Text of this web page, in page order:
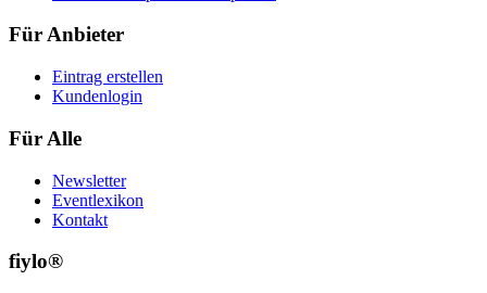
Für Anbieter
Eintrag erstellen
Kundenlogin
Für Alle
Newsletter
Eventlexikon
Kontakt
fiylo®